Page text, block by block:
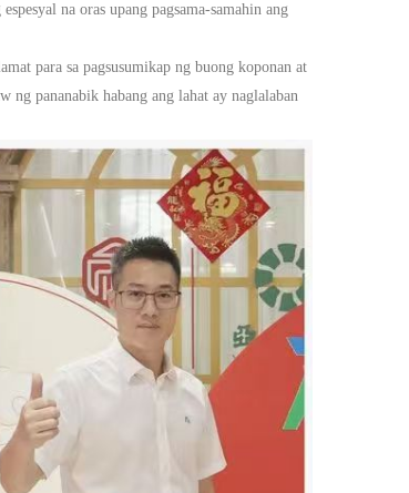
na oras upang pagsama-samahin ang
para sa pagsusumikap ng buong koponan at
ng pananabik habang ang lahat ay naglalaban